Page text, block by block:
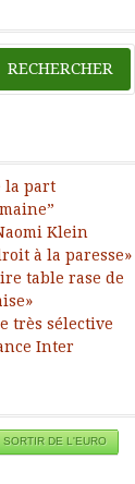
la part
Klein
à la paresse»
table rase de
très sélective
Inter
SORTIR DE L'EURO